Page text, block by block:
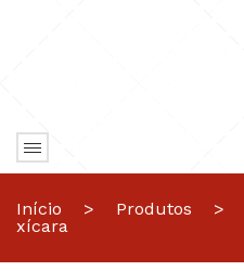
Início > Produtos >
xícara